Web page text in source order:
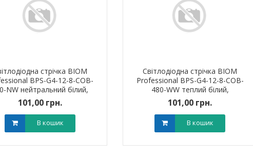
стрічка BIOM
BPS-G4-12-8-COB-
NW нейтральний білий,
негерметична, 1м
101,00 грн.
В кошик
Світлодіодна стрічка BIOM
Professional BPS-G4-12-8-COB-
480-WW теплий білий,
негерметична, 1м
101,00 грн.
В кошик